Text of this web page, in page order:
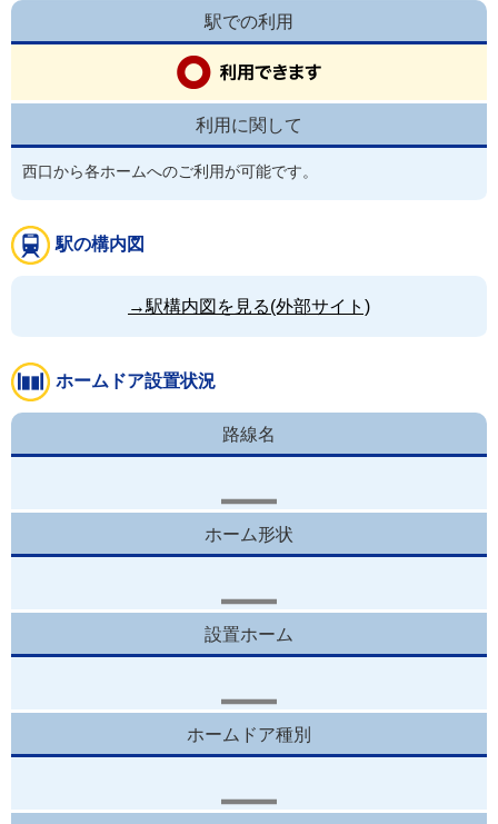
駅での利用
利用に関して
西口から各ホームへのご利用が可能です。
駅の構内図
→駅構内図を見る(外部サイト)
ホームドア設置状況
路線名
ホーム形状
設置ホーム
ホームドア種別